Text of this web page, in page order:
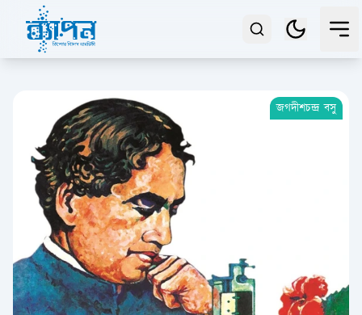
জগদীশচন্দ্র বসু